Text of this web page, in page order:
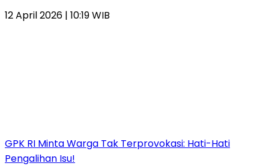
12 April 2026 | 10:19 WIB
GPK RI Minta Warga Tak Terprovokasi: Hati-Hati
Pengalihan Isu!